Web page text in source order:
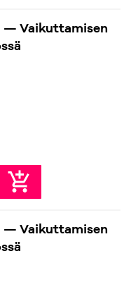
— Vaikuttamisen
add_shopping_cart
— Vaikuttamisen